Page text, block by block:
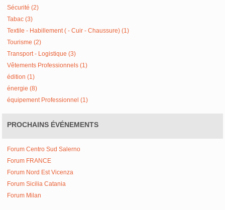
Sécurité (2)
Tabac (3)
Textile - Habillement ( - Cuir - Chaussure) (1)
Tourisme (2)
Transport - Logistique (3)
Vêtements Professionnels (1)
édition (1)
énergie (8)
équipement Professionnel (1)
PROCHAINS ÉVÉNEMENTS
Forum Centro Sud Salerno
Forum FRANCE
Forum Nord Est Vicenza
Forum Sicilia Catania
Forum Milan